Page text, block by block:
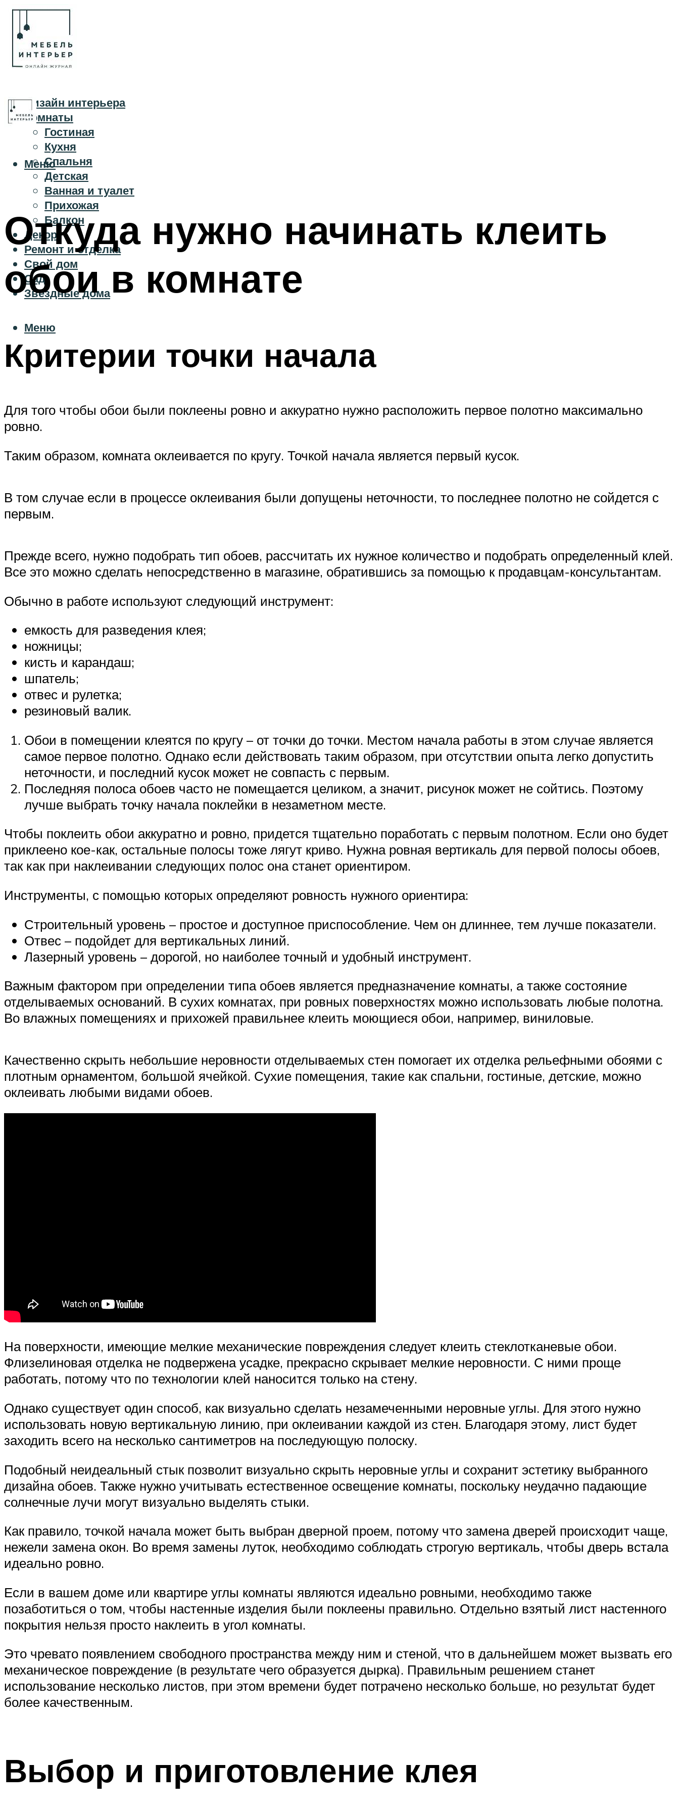
Дизайн интерьера
Комнаты
Гостиная
Кухня
Спальня
Детская
Ванная и туалет
Прихожая
Балкон
Декор
Ремонт и отделка
Свой дом
Сад
Звездные дома
Меню
Меню
Откуда нужно начинать клеить
обои в комнате
Критерии точки начала
Для того чтобы обои были поклеены ровно и аккуратно нужно расположить первое полотно максимально
ровно.
Таким образом, комната оклеивается по кругу. Точкой начала является первый кусок.
В том случае если в процессе оклеивания были допущены неточности, то последнее полотно не сойдется с
первым.
Прежде всего, нужно подобрать тип обоев, рассчитать их нужное количество и подобрать определенный клей.
Все это можно сделать непосредственно в магазине, обратившись за помощью к продавцам-консультантам.
Обычно в работе используют следующий инструмент:
емкость для разведения клея;
ножницы;
кисть и карандаш;
шпатель;
отвес и рулетка;
резиновый валик.
Обои в помещении клеятся по кругу – от точки до точки. Местом начала работы в этом случае является
самое первое полотно. Однако если действовать таким образом, при отсутствии опыта легко допустить
неточности, и последний кусок может не совпасть с первым.
Последняя полоса обоев часто не помещается целиком, а значит, рисунок может не сойтись. Поэтому
лучше выбрать точку начала поклейки в незаметном месте.
Чтобы поклеить обои аккуратно и ровно, придется тщательно поработать с первым полотном. Если оно будет
приклеено кое-как, остальные полосы тоже лягут криво. Нужна ровная вертикаль для первой полосы обоев,
так как при наклеивании следующих полос она станет ориентиром.
Инструменты, с помощью которых определяют ровность нужного ориентира:
Строительный уровень – простое и доступное приспособление. Чем он длиннее, тем лучше показатели.
Отвес – подойдет для вертикальных линий.
Лазерный уровень – дорогой, но наиболее точный и удобный инструмент.
Важным фактором при определении типа обоев является предназначение комнаты, а также состояние
отделываемых оснований. В сухих комнатах, при ровных поверхностях можно использовать любые полотна.
Во влажных помещениях и прихожей правильнее клеить моющиеся обои, например, виниловые.
Качественно скрыть небольшие неровности отделываемых стен помогает их отделка рельефными обоями с
плотным орнаментом, большой ячейкой. Сухие помещения, такие как спальни, гостиные, детские, можно
оклеивать любыми видами обоев.
На поверхности, имеющие мелкие механические повреждения следует клеить стеклотканевые обои.
Флизелиновая отделка не подвержена усадке, прекрасно скрывает мелкие неровности. С ними проще
работать, потому что по технологии клей наносится только на стену.
Однако существует один способ, как визуально сделать незамеченными неровные углы. Для этого нужно
использовать новую вертикальную линию, при оклеивании каждой из стен. Благодаря этому, лист будет
заходить всего на несколько сантиметров на последующую полоску.
Подобный неидеальный стык позволит визуально скрыть неровные углы и сохранит эстетику выбранного
дизайна обоев. Также нужно учитывать естественное освещение комнаты, поскольку неудачно падающие
солнечные лучи могут визуально выделять стыки.
Как правило, точкой начала может быть выбран дверной проем, потому что замена дверей происходит чаще,
нежели замена окон. Во время замены луток, необходимо соблюдать строгую вертикаль, чтобы дверь встала
идеально ровно.
Если в вашем доме или квартире углы комнаты являются идеально ровными, необходимо также
позаботиться о том, чтобы настенные изделия были поклеены правильно. Отдельно взятый лист настенного
покрытия нельзя просто наклеить в угол комнаты.
Это чревато появлением свободного пространства между ним и стеной, что в дальнейшем может вызвать его
механическое повреждение (в результате чего образуется дырка). Правильным решением станет
использование несколько листов, при этом времени будет потрачено несколько больше, но результат будет
более качественным.
Выбор и приготовление клея